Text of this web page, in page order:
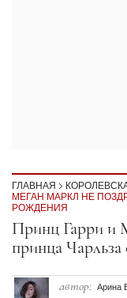
ГЛАВНАЯ
МЕГАН МАРКЛ НЕ
РОЖДЕНИЯ
Секция
Принц Гарри и
принца
автор: Арина